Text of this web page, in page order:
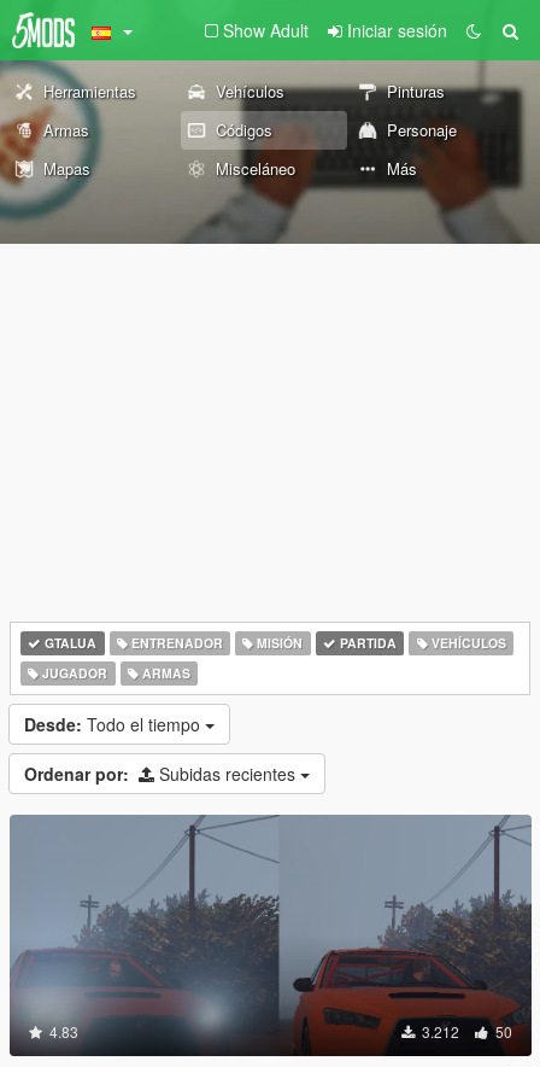
Show Adult Iniciar sesión
Herramientas Vehículos
Pinturas
Armas
Códigos
Personaje
Mapas
Misceláneo Más
GTALUA ENTRENADOR MISIÓN PARTIDA
VEHÍCULOS
JUGADOR
ARMAS
Desde: Todo el tiempo
Ordenar por: Subidas recientes
4.83 3.212 50